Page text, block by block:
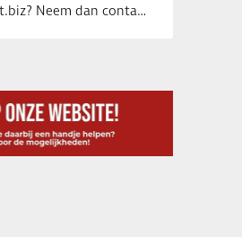
Uw vacature voor 4 weken op www.pakkracht.biz? Neem dan contact op met Yannick van …